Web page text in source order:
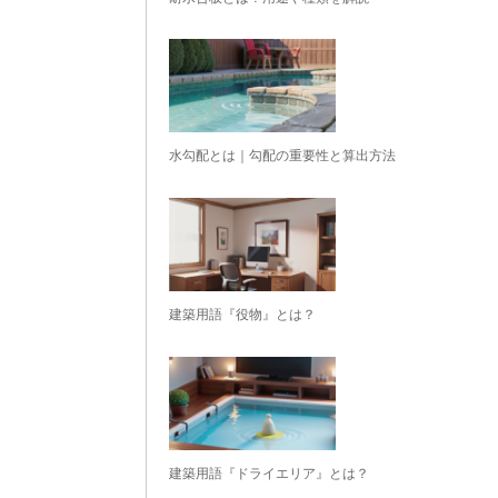
水勾配とは｜勾配の重要性と算出方法
建築用語『役物』とは？
建築用語『ドライエリア』とは？